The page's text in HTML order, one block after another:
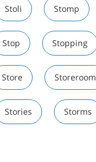
Stoli Stomp
Stop Stopping
Store Storeroom
Stories Storms